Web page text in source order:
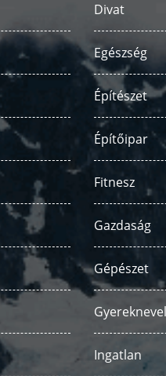
Divat
Egészség
Építészet
Építőipar
Fitnesz
Gazdaság
Gépészet
Ingatlan